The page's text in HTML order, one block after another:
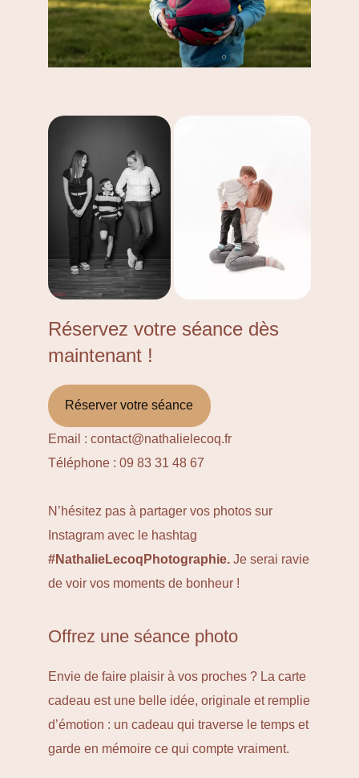
Réservez votre séance dès
maintenant !
Réserver votre séance
Email : contact@nathalielecoq.fr
Téléphone : 09 83 31 48 67
N’hésitez pas à partager vos photos sur
Instagram avec le hashtag
#NathalieLecoqPhotographie. Je serai ravie
de voir vos moments de bonheur !
Offrez une séance photo
Envie de faire plaisir à vos proches ? La carte
cadeau est une belle idée, originale et remplie
d’émotion : un cadeau qui traverse le temps et
garde en mémoire ce qui compte vraiment.